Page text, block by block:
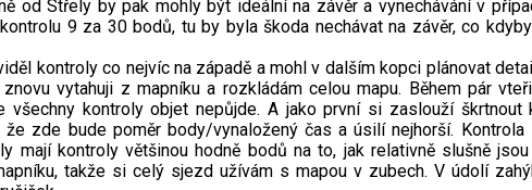
od Střely by pak mohly být ideální na závěr a vynechávání v
9 za 30 bodů, tu by byla škoda nechávat na závěr, co
kontroly co nejvíc na západě a mohl v dalším kopci plánovat
vytahuji z mapníku a rozkládám celou mapu. Během pár
kontroly objet nepůjde. A jako první si zaslouží škrtnout
zde bude poměr body/vynaložený čas a úsilí nejhorší.
mají kontroly většinou hodně bodů na to, jak relativně slušně
takže si celý sjezd užívám s mapou v zubech. V údolí